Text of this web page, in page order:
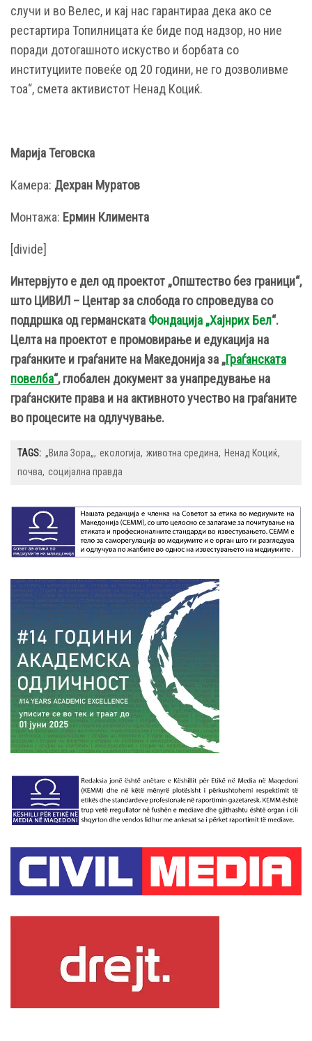
случи и во Велес, и кај нас гарантираа дека ако се
рестартира Топилницата ќе биде под надзор, но ние
поради дотогашното искуство и борбата со
институциите повеќе од 20 години, не го дозволивме
тоа“, смета активистот Ненад Коциќ.
Марија Теговска
Камера: Дехран Муратов
Монтажа: Ермин Климента
[divide]
Интервјуто е дел од проектот „Општество без граници“,
што ЦИВИЛ – Центар за слобода го спроведува со
поддршка од германската Фондација „Хајнрих Бел“.
Целта на проектот е промовирање и едукација на
граѓанките и граѓаните на Македонија за „Граѓанската
повелба“, глобален документ за унапредување на
граѓанските права и на активното учество на граѓаните
во процесите на одлучување.
TAGS: „Вила Зора„ екологија животна средина
Ненад Коциќ
почва социјална правда